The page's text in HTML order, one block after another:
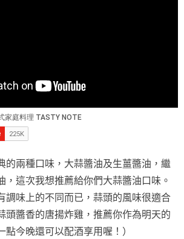
的兩種口味，大蒜醬油及生薑醬油，繼
，這次我想推薦給你們大蒜醬油口味。
調味上的不同而已，蒜頭的風味很適合
頭醬香的唐揚炸雞，推薦你作為明天的
點今晚還可以配酒享用喔！）